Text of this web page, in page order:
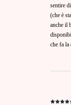
sentire
(che è
anche il
che fa la